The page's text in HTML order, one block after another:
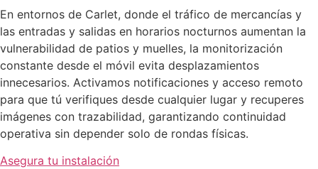
En entornos de Carlet, donde el tráfico de mercancías y
las entradas y salidas en horarios nocturnos aumentan la
vulnerabilidad de patios y muelles, la monitorización
constante desde el móvil evita desplazamientos
innecesarios. Activamos notificaciones y acceso remoto
para que tú verifiques desde cualquier lugar y recuperes
imágenes con trazabilidad, garantizando continuidad
operativa sin depender solo de rondas físicas.
Asegura tu instalación